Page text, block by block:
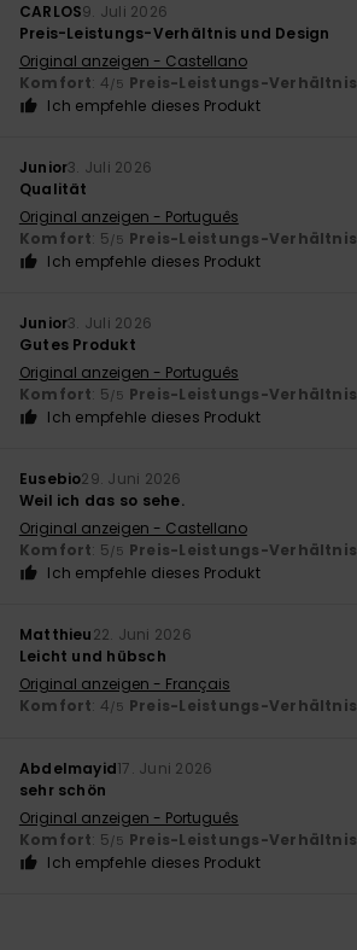
CARLOS9. Juli 2026
Preis-Leistungs-Verhältnis und Design
Original anzeigen - Castellano
Komfort: 4/5 Preis-Leistungs-Verhältnis
Ich empfehle dieses Produkt
Junior3. Juli 2026
Qualität
Original anzeigen - Português
Komfort: 5/5 Preis-Leistungs-Verhältnis
Ich empfehle dieses Produkt
Junior3. Juli 2026
Gutes Produkt
Original anzeigen - Português
Komfort: 5/5 Preis-Leistungs-Verhältnis
Ich empfehle dieses Produkt
Eusebio29. Juni 2026
Weil ich das so sehe.
Original anzeigen - Castellano
Komfort: 5/5 Preis-Leistungs-Verhältnis
Ich empfehle dieses Produkt
Matthieu22. Juni 2026
Leicht und hübsch
Original anzeigen - Français
Komfort: 4/5 Preis-Leistungs-Verhältnis
Abdelmayid17. Juni 2026
sehr schön
Original anzeigen - Português
Komfort: 5/5 Preis-Leistungs-Verhältnis
Ich empfehle dieses Produkt